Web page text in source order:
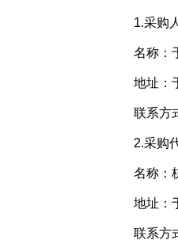
1.采购
名称：于
地址：于
联系方式
2.采购代
名称：杭
地址：于
联系方式